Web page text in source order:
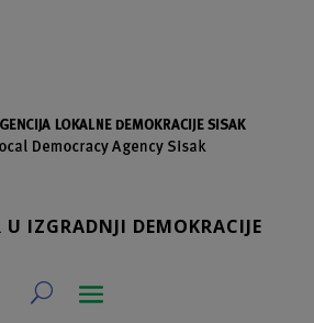
U IZGRADNJI DEMOKRACIJE